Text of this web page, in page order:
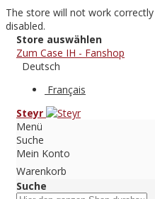
The store will not work
disabled.
Store auswählen
Zum Case IH - Fanshop
Deutsch
Français
Steyr
Menü
Suche
Mein Konto
Warenkorb
Suche